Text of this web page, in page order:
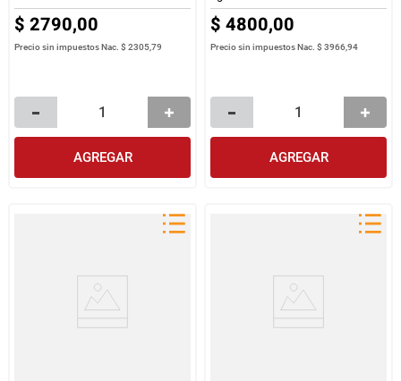
$ 2790,00
Precio sin impuestos Nac.$ 2305,79
AGREGAR
$ 4800,00
Precio sin impuestos Nac.$ 3966,94
AGREGAR